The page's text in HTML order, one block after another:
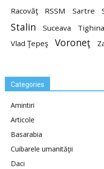
Racovăţ RSSM Sartre
Stalin Suceava Tighina
Vlad Ţepeş Voroneţ
Categories
Amintiri
Articole
Basarabia
Cuibarele umanităţii
Daci